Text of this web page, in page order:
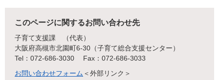
このページに関するお問い合わせ先
子育て支援課
代表
大阪府高槻市北園町6-30（子育て総合支援センター）
Tel：072-686-3030
Fax：072-686-3033
お問い合わせフォーム ＜外部リンク＞